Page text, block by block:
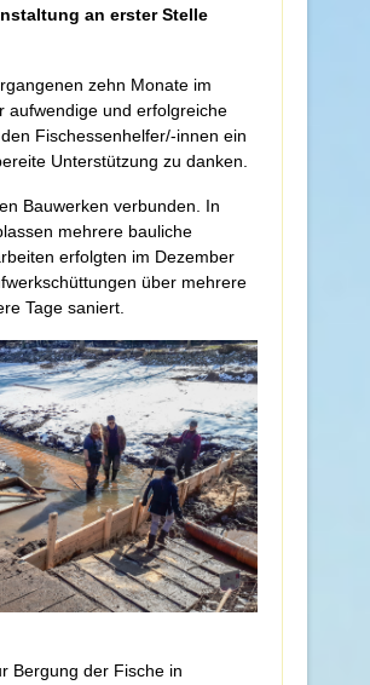
an erster Stelle
zehn Monate im
aufwendige und erfolgreiche
Fischessenhelfer/-innen ein
Unterstützung zu danken.
Bauwerken verbunden. In
mehrere bauliche
erfolgten im Dezember
über mehrere
Tage saniert.
Bergung der Fische in